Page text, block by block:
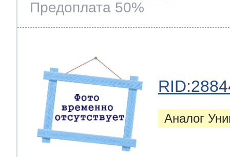
Предоплата 50%
Аналог